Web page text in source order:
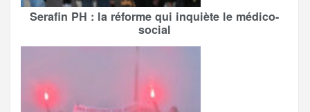
Serafin PH : la réforme qui inquiète le médico-
social